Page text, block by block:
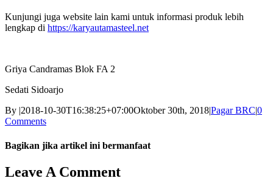
Kunjungi juga website lain kami untuk informasi produk lebih
lengkap di https://karyautamasteel.net
Griya Candramas Blok FA 2
Sedati Sidoarjo
By |2018-10-30T16:38:25+07:00Oktober 30th, 2018|Pagar BRC|0
Comments
Bagikan jika artikel ini bermanfaat
Facebook
Twitter
Reddit
LinkedIn
WhatsApp
Tumblr
Pinterest
Vk
Email
Leave A Comment